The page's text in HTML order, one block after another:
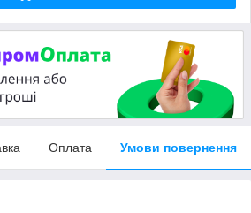
Оплата Умови повернення